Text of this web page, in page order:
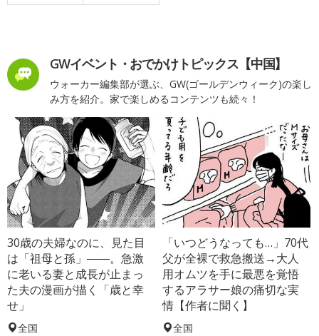
GWイベント・おでかけトピックス【中国】
ウォーカー編集部が選ぶ、GW(ゴールデンウィーク)の楽し
み方を紹介。家で楽しめるコンテンツも続々！
30歳の夫婦なのに、見た目
は「祖母と孫」――。急激
に老いる妻と成長が止まっ
た夫の漫画が描く「歳と幸
せ」
全国
「いつどうなっても…」70代
父が全裸で救急搬送→大人
用オムツを手に最悪を覚悟
するアラサー娘の痛切な実
情【作者に聞く】
全国